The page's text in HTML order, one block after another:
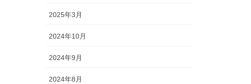
2025年3月
2024年10月
2024年9月
2024年8月